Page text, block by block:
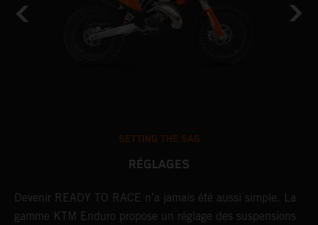
SETTING THE SAG
RÉGLAGES
Devenir READY TO RACE n’a jamais été aussi simple. La
gamme KTM Enduro propose un réglage des suspensions